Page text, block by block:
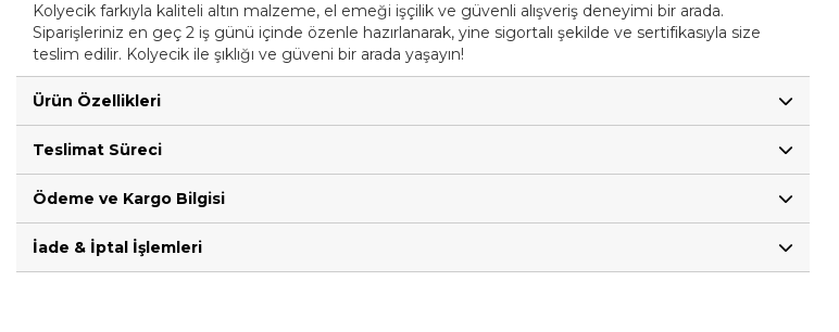
Kolyecik farkıyla kaliteli altın malzeme, el emeği işçilik ve güvenli alışveriş deneyimi bir arada.
Siparişleriniz en geç 2 iş günü içinde özenle hazırlanarak, yine sigortalı şekilde ve sertifikasıyla size
teslim edilir. Kolyecik ile şıklığı ve güveni bir arada yaşayın!
Ürün Özellikleri
Teslimat Süreci
Ödeme ve Kargo Bilgisi
İade & İptal İşlemleri